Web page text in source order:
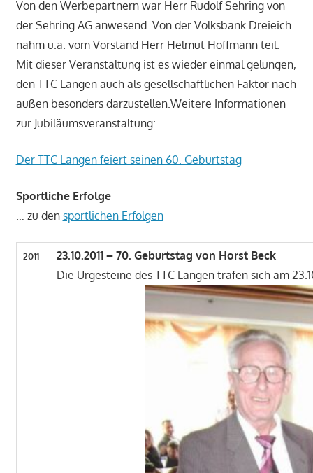
Von den Werbepartnern war Herr Rudolf Sehring von
der Sehring AG anwesend. Von der Volksbank Dreieich
nahm u.a. vom Vorstand Herr Helmut Hoffmann teil.
Mit dieser Veranstaltung ist es wieder einmal gelungen,
den TTC Langen auch als gesellschaftlichen Faktor nach
außen besonders darzustellen.Weitere Informationen
zur Jubiläumsveranstaltung:
Der TTC Langen feiert seinen 60. Geburtstag
Sportliche Erfolge
… zu den sportlichen Erfolgen
2011
23.10.2011 – 70. Geburtstag von Horst Beck
Die Urgesteine des TTC Langen trafen sich am